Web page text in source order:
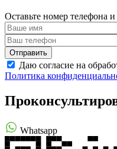
Оставьте номер телефона
Даю согласие на
Политика
Whatsapp